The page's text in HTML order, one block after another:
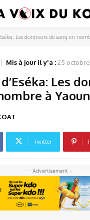
Les donneurs de sang en
Mis à jour il y'a :25 octobre
Les
à
Twitter
- Advertisement -